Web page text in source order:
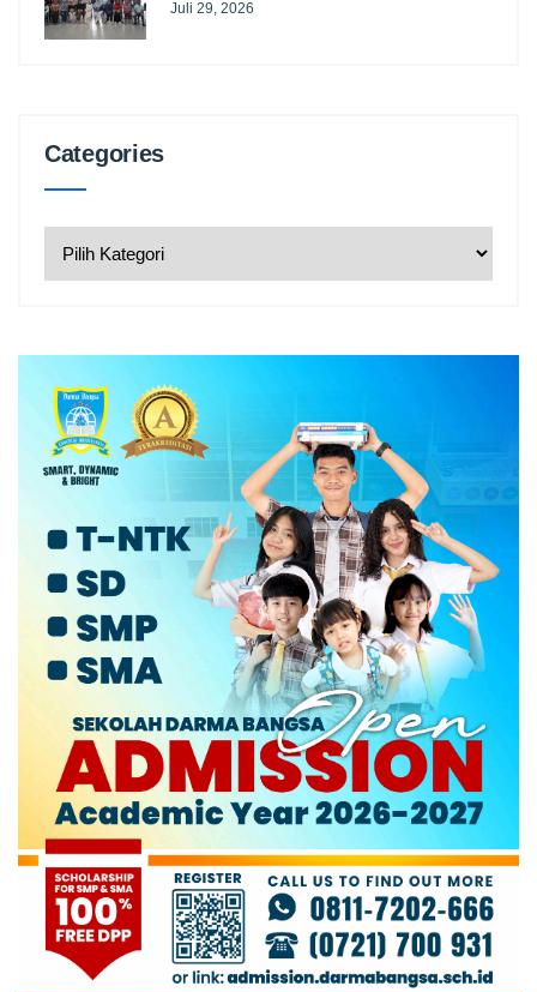
Juli 29, 2026
Categories